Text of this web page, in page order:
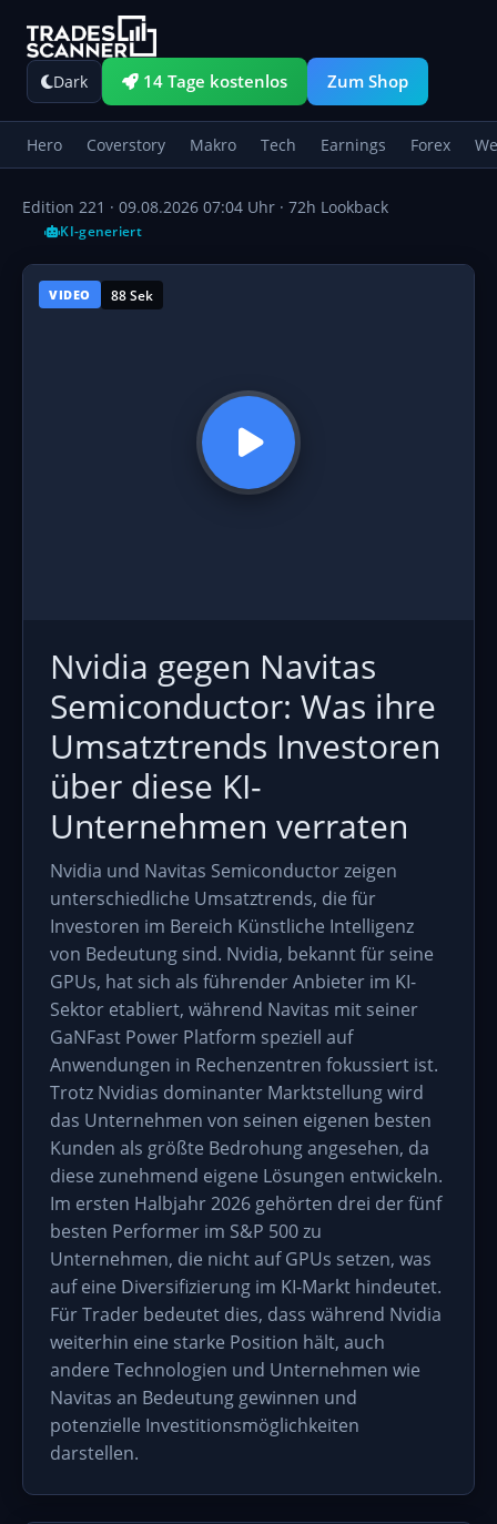
Dark 14 Tage kostenlos Zum Shop
Hero Coverstory Makro Tech Earnings Forex
Edition 221 · 09.08.2026 07:04 Uhr · 72h Lookback
KI-generiert
VIDEO 88 Sek
Nvidia gegen Navitas
Semiconductor: Was ihre
Umsatztrends Investoren
über diese KI-
Unternehmen verraten
Nvidia und Navitas Semiconductor zeigen
unterschiedliche Umsatztrends, die für
Investoren im Bereich Künstliche Intelligenz
von Bedeutung sind. Nvidia, bekannt für seine
GPUs, hat sich als führender Anbieter im KI-
Sektor etabliert, während Navitas mit seiner
GaNFast Power Platform speziell auf
Anwendungen in Rechenzentren fokussiert ist.
Trotz Nvidias dominanter Marktstellung wird
das Unternehmen von seinen eigenen besten
Kunden als größte Bedrohung angesehen, da
diese zunehmend eigene Lösungen entwickeln.
Im ersten Halbjahr 2026 gehörten drei der fünf
besten Performer im S&P 500 zu
Unternehmen, die nicht auf GPUs setzen, was
auf eine Diversifizierung im KI-Markt hindeutet.
Für Trader bedeutet dies, dass während Nvidia
weiterhin eine starke Position hält, auch
andere Technologien und Unternehmen wie
Navitas an Bedeutung gewinnen und
potenzielle Investitionsmöglichkeiten
darstellen.